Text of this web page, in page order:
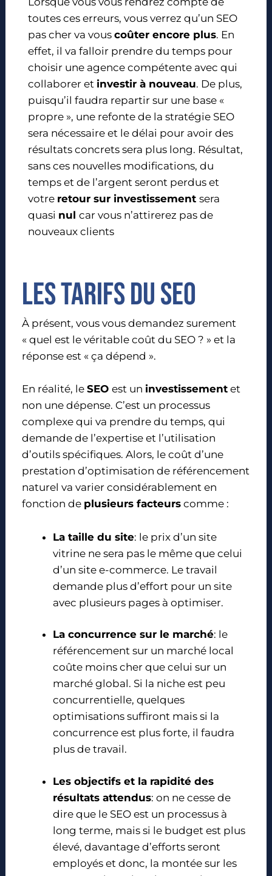
toutes ces erreurs, vous verrez qu’un SEO
pas cher va vouscoûter encore plus. En
effet, il va falloir prendre du temps pour
choisir une agence compétente avec qui
collaborer et investir à nouveau. De plus,
puisqu’il faudra repartir sur une base «
propre », une refonte de la stratégie SEO
sera nécessaire et le délai pour avoir des
résultats concrets sera plus long. Résultat,
sans ces nouvelles modifications, du
temps et de l’argent seront perdus et
votre retour sur investissementsera
quasi nulcar vous n’attirerez pas de
nouveaux clients
Les tarifs du seo
À présent, vous vous demandez surement
« quel est le véritable coût du SEO ? » et la
réponse est « ça dépend ».
En réalité, leSEOest un investissement et
non une dépense. C’est un processus
complexe qui va prendre du temps, qui
demande de l’expertise et l’utilisation
d’outils spécifiques. Alors, le coût d’une
prestation d’optimisation de référencement
naturel va varier considérablement en
fonction de plusieurs facteurs comme :
La taille du site: le prix d’un site
vitrine ne sera pas le même que celui
d’un site e-commerce. Le travail
demande plus d’effort pour un site
avec plusieurs pages à optimiser.
La concurrence sur le marché: le
référencement sur un marché local
coûte moins cher que celui sur un
marché global. Si la niche est peu
concurrentielle, quelques
optimisations suffiront mais si la
concurrence est plus forte, il faudra
plus de travail.
Les objectifs et la rapidité des
résultats attendus: on ne cesse de
dire que le SEO est un processus à
long terme, mais si le budget est plus
élevé, davantage d’efforts seront
employés et donc, la montée sur les